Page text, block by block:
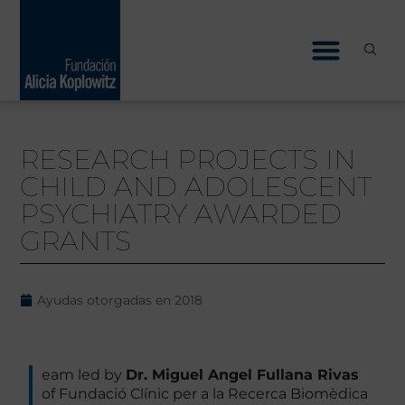
RESEARCH PROJECTS IN
CHILD AND ADOLESCENT
PSYCHIATRY AWARDED
GRANTS
Ayudas otorgadas en 2018
eam led by Dr. Miguel Angel Fullana Rivas
of Fundació Clínic per a la Recerca Biomèdica